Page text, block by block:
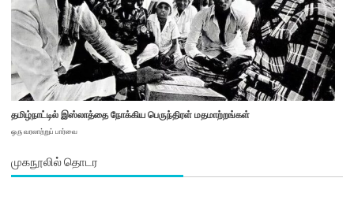
தமிழ்நாட்டில் இஸ்லாத்தை நோக்கிய பெருந்திரள் மதமாற்றங்கள்
ஒரு வரலாற்றுப் பார்வை
முகநூலில் தொடர